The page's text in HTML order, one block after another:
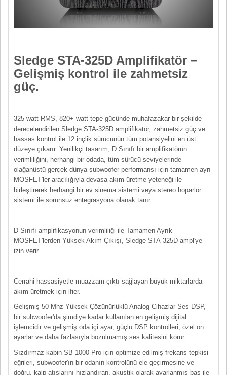
Sledge STA-325D Amplifikatör –
Gelişmiş kontrol ile zahmetsiz
güç.
325 watt RMS, 820+ watt tepe gücünde muhafazakar bir şekilde
derecelendirilen Sledge STA-325D amplifikatör, zahmetsiz güç ve
hassas kontrol ile 12 inçlik sürücünün tüm potansiyelini en üst
düzeye çıkarır. Yenilikçi tasarım, D Sınıfı bir amplifikatörün
verimliliğini, herhangi bir odada, tüm sürücü seviyelerinde
olağanüstü gerçek dünya subwoofer performansı için tamamen ayrı
MOSFET'ler aracılığıyla devasa akım üretme yeteneği ile
birleştirerek herhangi bir ev sinema sistemi veya stereo hoparlör
sistemi ile sorunsuz entegrasyona olanak tanır. .
D Sınıfı amplifikasyonun verimliliği ile Tamamen Ayrık
MOSFET'lerden Yüksek Akım Çıkışı, Sledge STA-325D ampl'ye
izin verir
Cerrahi hassasiyetle muazzam çıktı sağlayan büyük miktarlarda
akım üretmek için ifier.
Gelişmiş 50 Mhz Yüksek Çözünürlüklü Analog Cihazlar Ses DSP,
bir subwoofer'da şimdiye kadar kullanılan en gelişmiş dijital
işlemcidir ve gelişmiş oda içi ayar, güçlü DSP kontrolleri, özel ön
ayarlar ve daha fazlasıyla bozulmamış ses kalitesini korur.
Sızdırmaz kabin SB-1000 Pro için optimize edilmiş frekans tepkisi
eğrileri, subwoofer'ın bir odanın kontrolünü ele geçirmesine ve
doğru, kalp atışlarını hızlandıran, akustik olarak ayarlanmış bas ile